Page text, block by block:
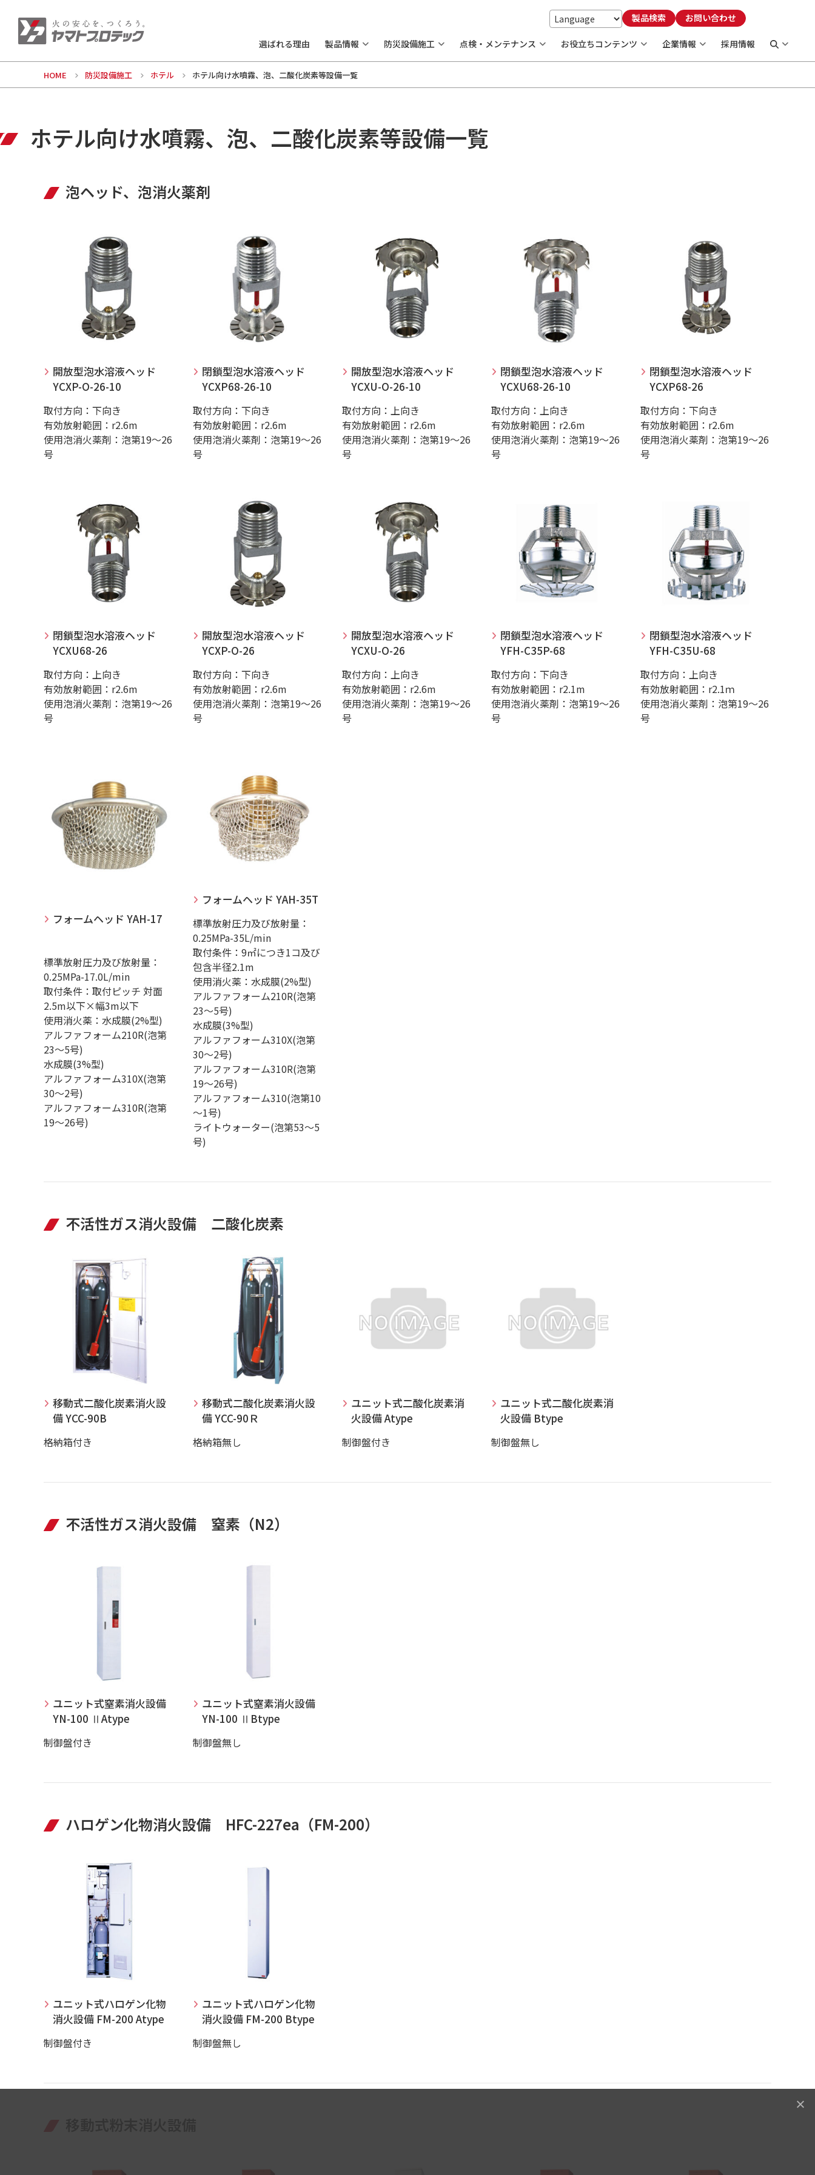
選ばれる理由 製品情報 防災設備施工 点検・メンテナンス お役立ちコンテンツ 企業情報 採用情報
製品検索 お問い合わせ
ホテル向け水噴霧、泡、二酸化炭素等設備一覧
HOME 防災設備施工 ホテル ホテル向け水噴霧、泡、二酸化炭素等設備一覧
泡ヘッド、泡消火薬剤
開放型泡水溶液ヘッド
YCXP-O-26-10
取付方向：下向き
有効放射範囲：r2.6m
使用泡消火薬剤：泡第19～26
号
閉鎖型泡水溶液ヘッド
YCXP68-26-10
取付方向：下向き
有効放射範囲：r2.6m
使用泡消火薬剤：泡第19～26
号
開放型泡水溶液ヘッド
YCXU-O-26-10
取付方向：上向き
有効放射範囲：r2.6m
使用泡消火薬剤：泡第19～26
号
閉鎖型泡水溶液ヘッド
YCXU68-26-10
取付方向：上向き
有効放射範囲：r2.6m
使用泡消火薬剤：泡第19～26
号
閉鎖型泡水溶液ヘッド
YCXP68-26
取付方向：下向き
有効放射範囲：r2.6m
使用泡消火薬剤：泡第19～26
号
閉鎖型泡水溶液ヘッド
YCXU68-26
取付方向：上向き
有効放射範囲：r2.6m
使用泡消火薬剤：泡第19～26
号
開放型泡水溶液ヘッド
YCXP-O-26
取付方向：下向き
有効放射範囲：r2.6m
使用泡消火薬剤：泡第19～26
号
開放型泡水溶液ヘッド
YCXU-O-26
取付方向：上向き
有効放射範囲：r2.6m
使用泡消火薬剤：泡第19～26
号
閉鎖型泡水溶液ヘッド
YFH-C35P-68
取付方向：下向き
有効放射範囲：r2.1m
使用泡消火薬剤：泡第19～26
号
閉鎖型泡水溶液ヘッド
YFH-C35U-68
取付方向：上向き
有効放射範囲：r2.1ｍ
使用泡消火薬剤：泡第19～26
号
フォームヘッド YAH-17
標準放射圧力及び放射量：
0.25MPa-17.0L/min
取付条件：取付ピッチ 対面
2.5m以下×幅3m以下
使用消火薬：水成膜(2%型)
アルファフォーム210R(泡第
23～5号)
水成膜(3%型)
アルファフォーム310X(泡第
30～2号)
アルファフォーム310R(泡第
19～26号)
フォームヘッド YAH-35T
標準放射圧力及び放射量：
0.25MPa-35L/min
取付条件：9㎡につき1コ及び
包含半径2.1m
使用消火薬：水成膜(2%型)
アルファフォーム210R(泡第
23～5号)
水成膜(3%型)
アルファフォーム310X(泡第
30～2号)
アルファフォーム310R(泡第
19～26号)
アルファフォーム310(泡第10
～1号)
ライトウォーター(泡第53～5
号)
不活性ガス消火設備 二酸化炭素
移動式二酸化炭素消火設
備 YCC-90B
格納箱付き
移動式二酸化炭素消火設
備 YCC-90Ｒ
格納箱無し
ユニット式二酸化炭素消
火設備 Atype
制御盤付き
ユニット式二酸化炭素消
火設備 Btype
制御盤無し
不活性ガス消火設備 窒素（N2）
ユニット式窒素消火設備
YN-100 ⅡAtype
制御盤付き
ユニット式窒素消火設備
YN-100 ⅡBtype
制御盤無し
ハロゲン化物消火設備 HFC-227ea（FM-200）
ユニット式ハロゲン化物
消火設備 FM-200 Atype
制御盤付き
ユニット式ハロゲン化物
消火設備 FM-200 Btype
制御盤無し